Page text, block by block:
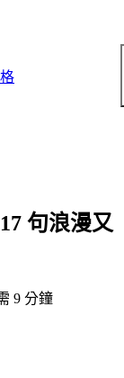
句浪漫又
9 分鐘